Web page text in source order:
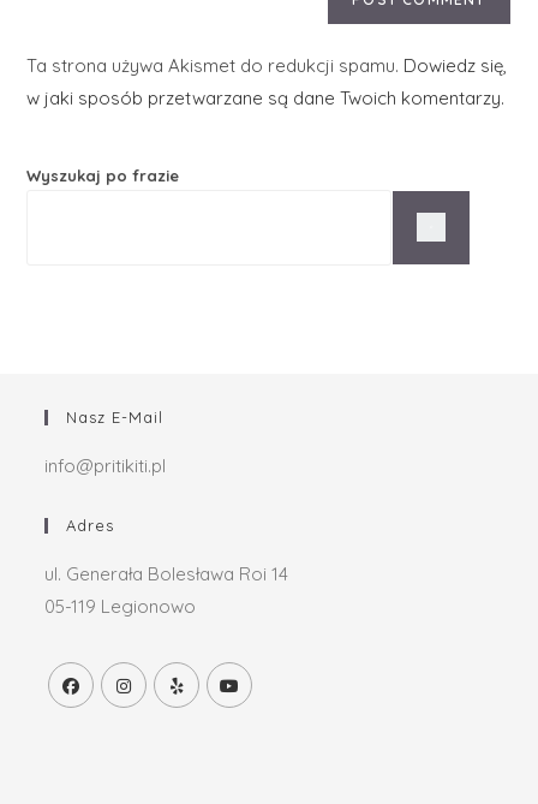
Ta strona używa Akismet do redukcji spamu. Dowiedz się,
w jaki sposób przetwarzane są dane Twoich komentarzy.
Wyszukaj po frazie
Nasz E-Mail
info@pritikiti.pl
Adres
ul. Generała Bolesława Roi 14
05-119 Legionowo